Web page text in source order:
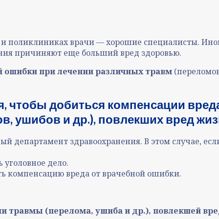
врачи — хорошие специалисты.
причиняют еще больший вред здоровью.
ошибки при лечении различных травм
чтобы добиться компенсации
ушибов и др.), повлекших вред
департамент здравоохранения. В этом случае,
уголовное дело.
компенсацию вреда от врачебной ошибки.
травмы (перелома, ушиба и др.), повлекшей